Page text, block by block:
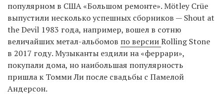
популярном в США «Большом ремонте». Mötley Crüe
выпустили несколько успешных сборников — Shout at
the Devil 1983 года, например, вошел в сотню
величайших метал-альбомов по версииRolling Stone
в 2017 году. Музыканты ездили на «феррари»,
покупали дома, но наибольшая популярность
пришла к Томми Ли после свадьбы с Памелой
Андерсон.